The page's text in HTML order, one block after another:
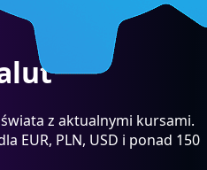
z aktualnymi kursami.
EUR, PLN, USD i ponad 150